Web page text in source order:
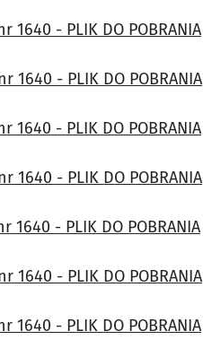
1640 - PLIK DO POBRANIA
1640 - PLIK DO POBRANIA
1640 - PLIK DO POBRANIA
1640 - PLIK DO POBRANIA
1640 - PLIK DO POBRANIA
1640 - PLIK DO POBRANIA
1640 - PLIK DO POBRANIA